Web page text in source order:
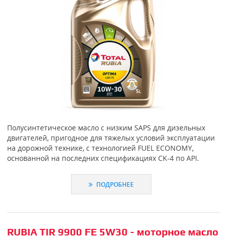
Полусинтетическое масло с низким SAPS для дизельных
двигателей, пригодное для тяжелых условий эксплуатации
на дорожной технике, с технологией FUEL ECONOMY,
основанной на последних спецификациях CK-4 по АРІ.
ПОДРОБНЕЕ
RUBIA TIR 9900 FE 5W30 - моторное масло